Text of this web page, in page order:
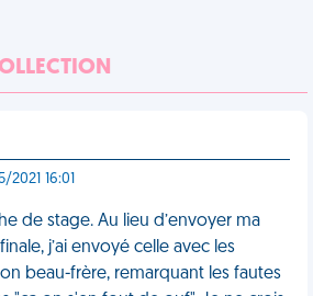
2021 16:01
de stage. Au lieu d’envoyer ma
j’ai envoyé celle avec les
beau-frère, remarquant les fautes